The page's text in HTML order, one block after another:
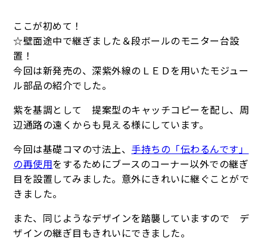
ここが初めて！
☆壁面途中で継ぎました＆段ボールのモニター台設
置！
今回は新発売の、深紫外線のＬＥＤを用いたモジュー
ル部品の紹介でした。
紫を基調として 提案型のキャッチコピーを配し、周
辺通路の遠くからも見える様にしています。
今回は基礎コマの寸法上、 手持ちの「伝わるんです」
の再使用をするためにブースのコーナー以外での継ぎ
目を設置してみました。意外にきれいに継ぐことがで
きました。
また、同じようなデザインを踏襲していますので デ
ザインの継ぎ目もきれいにできました。